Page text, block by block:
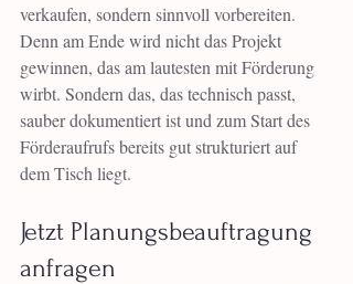
verkaufen, sondern sinnvoll vorbereiten.
Denn am Ende wird nicht das Projekt
gewinnen, das am lautesten mit Förderung
wirbt. Sondern das, das technisch passt,
sauber dokumentiert ist und zum Start des
Förderaufrufs bereits gut strukturiert auf
dem Tisch liegt.
Jetzt Planungsbeauftragung
anfragen